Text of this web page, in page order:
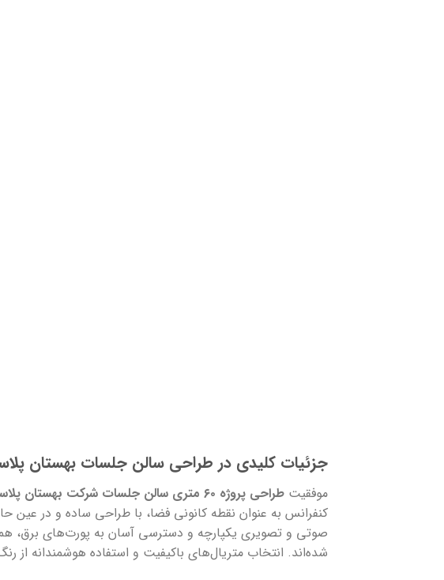
جزئیات کلیدی در طراحی سالن جلسات بهستان
موفقیت طراحی پروژه ۶۰ متری سالن جلسات شرکت بهستان پلاسما
کنفرانس به عنوان نقطه کانونی فضا، با طراحی ساده و در
صوتی و تصویری یکپارچه و دسترسی آسان به پورت‌های برق،
شده‌اند. انتخاب متریال‌های باکیفیت و استفاده هوشمندانه